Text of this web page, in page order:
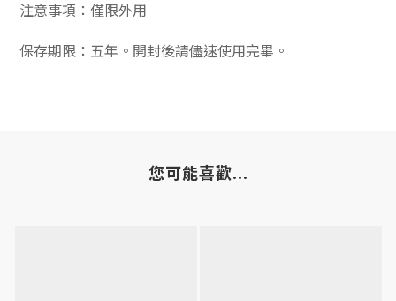
注意事項：僅限外用
保存期限：五年。開封後請儘速使用完畢。
您可能喜歡...